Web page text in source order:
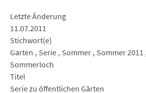
Letzte Änderung
11.07.2011
Stichwort(e)
Garten
Serie Sommer Sommer 2011
Sommerloch
Titel
Serie zu öffentlichen Gärten